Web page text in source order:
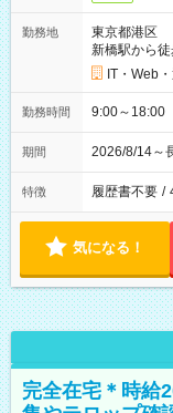
勤務地
東京都港区
新橋駅から
IT・Web
勤務時間 9:00～18:00
期間 2026/8/14～
特徴 履歴書不要 /
気になる！
完全在宅＊時給